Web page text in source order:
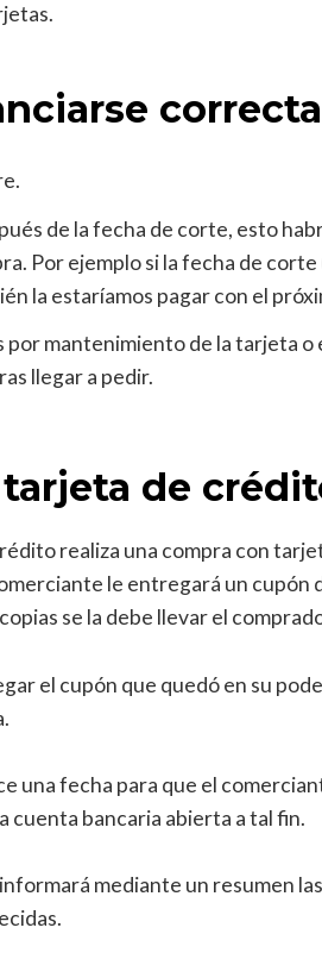
de la fecha de corte, esto
Por ejemplo si la fecha de
la estaríamos pagar con el
por mantenimiento de la tarjeta
llegar a pedir.
de
realiza una compra con
le entregará un
se la debe llevar el
el cupón que quedó en su
una fecha para que el
cuenta bancaria abierta a tal fin.
mediante un resumen